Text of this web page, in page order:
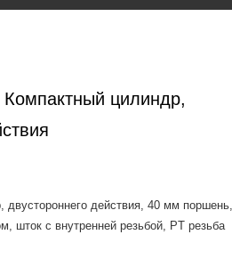
цилиндр,
двустороннего действия, 40 мм
шток с внутренней резьбой, PT резьба
with ISO21287 standard, the mounting